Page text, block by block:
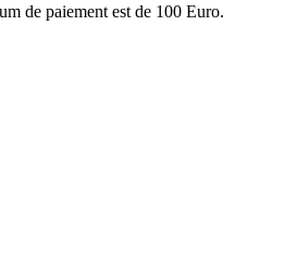
de paiement est de 100 Euro.